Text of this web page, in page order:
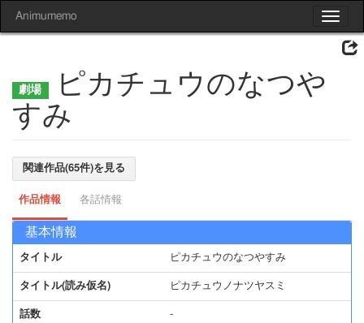
Toggle
Animumemo
ピカチュウのなつや
すみ
関連作品(65件)を見る
作品情報 各話情報
基本情報
タイトル ピカチュウのなつやすみ
タイトル(読み仮名) ピカチュウノナツヤスミ
話数 -